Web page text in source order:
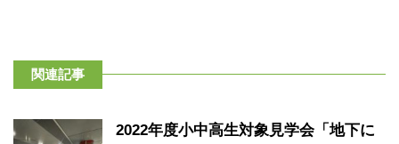
関連記事
2022年度小中高生対象見学会「地下に